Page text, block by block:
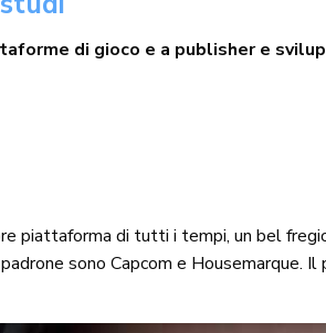
di gioco e a publisher e
piattaforma di tutti i tempi, un bel
sono Capcom e Housemarque.